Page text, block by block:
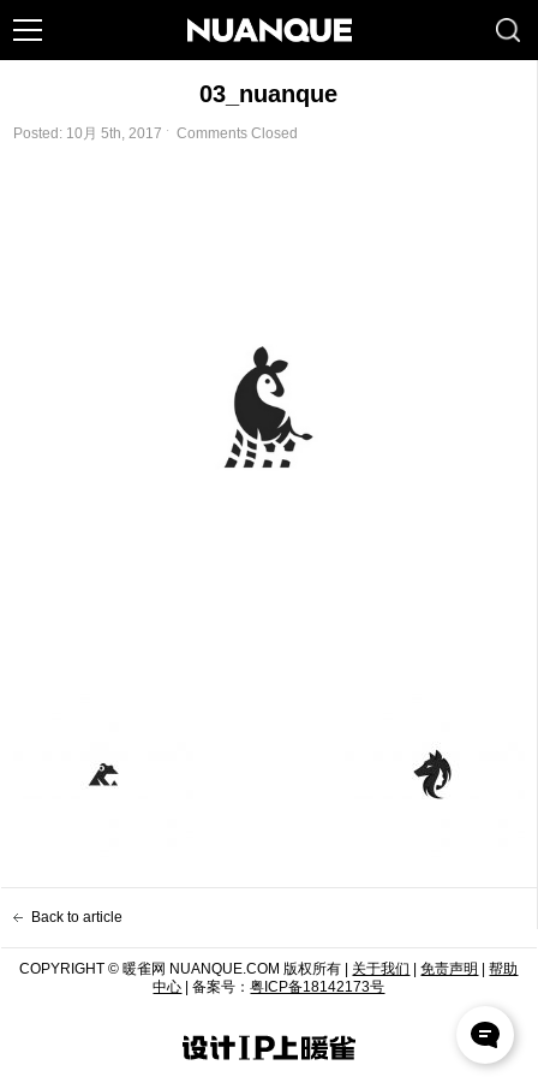
03_nuanque
Posted: 10月 5th, 2017 ˑ Comments Closed
Back to article
COPYRIGHT © 暖雀网 NUANQUE.COM 版权所有 | 关于我们 |免责声明 |帮助
中心 | 备案号：粤ICP备18142173号